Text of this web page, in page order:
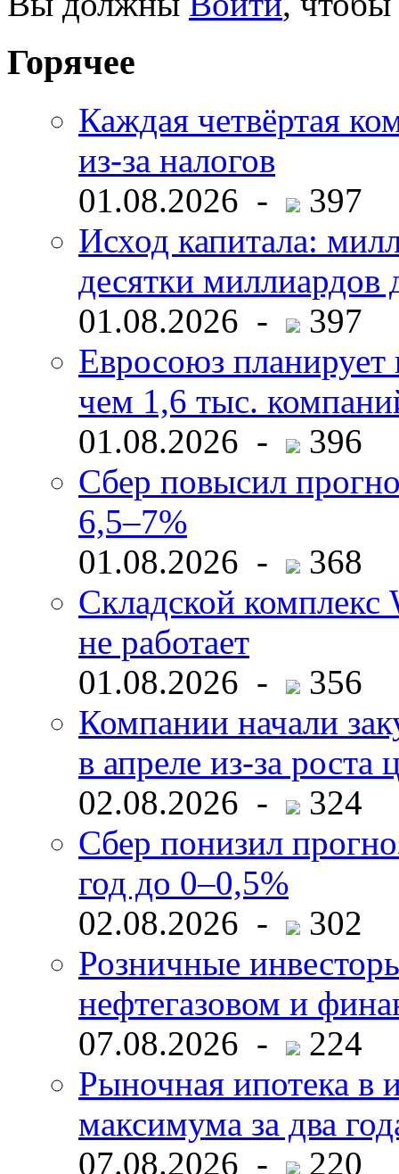
Горячее
Каждая четвёртая
из-за налогов
01.08.2026 -
397
Исход капитала:
десятки миллиардов
01.08.2026 -
397
Евросоюз планирует
чем 1,6 тыс.
01.08.2026 -
396
Сбер повысил
6,5–7%
01.08.2026 -
368
Складской комплекс
не работает
01.08.2026 -
356
Компании начали
в апреле из-за роста
02.08.2026 -
324
Сбер понизил
год до 0–0,5%
02.08.2026 -
302
Розничные
нефтегазовом и
07.08.2026 -
224
Рыночная ипотека в
максимума за два
07.08.2026 -
220